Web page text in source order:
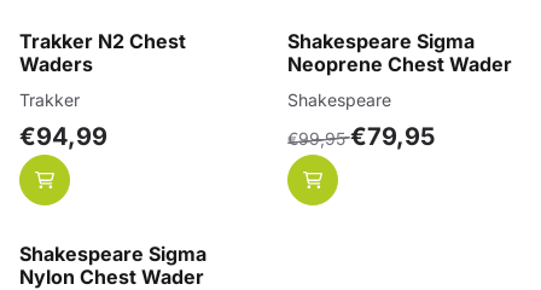
Trakker N2 Chest
Waders
Merk:
Trakker
Prijs: 94,99
€94,99
Shakespeare Sigma
Neoprene Chest Wader
Merk:
Shakespeare
Van 99,95 voor 79,95
€99,95€79,95
Shakespeare Sigma
Nylon Chest Wader